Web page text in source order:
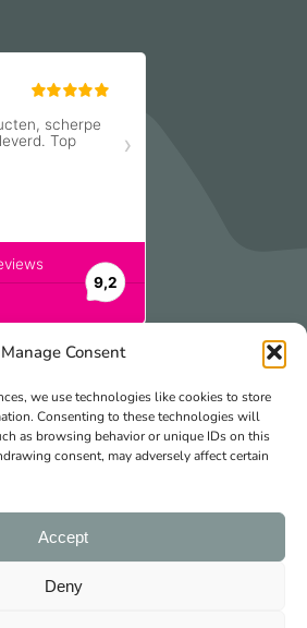
Manage Consent
we use technologies like cookies to store
Consenting to these technologies will
as browsing behavior or unique IDs on this
consent, may adversely affect certain
Accept
Deny
betalen
Freubelshoponline